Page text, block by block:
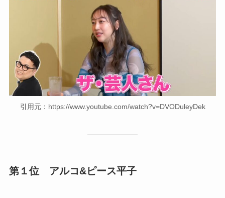
引用元：https://www.youtube.com/watch?v=DVODuleyDek
第１位 アルコ&ピース平子